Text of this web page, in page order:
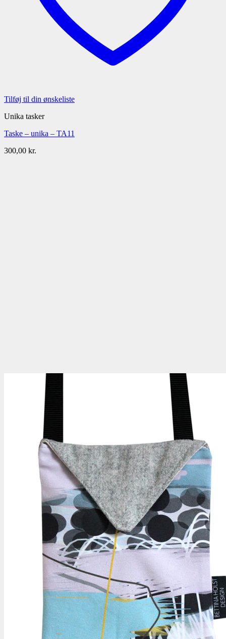
Tilføj til din ønskeliste
Unika tasker
Taske – unika – TA11
300,00 kr.